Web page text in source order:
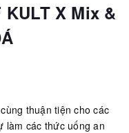
X Mix &
thuận tiện cho các
làm các thức uống an